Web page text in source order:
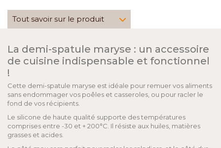
Tout savoir sur le produit
La demi-spatule maryse : un accessoire
de cuisine indispensable et fonctionnel
!
Cette demi-spatule maryse est idéale pour remuer vos aliments
sans endommager vos poêles et casseroles, ou pour racler le
fond de vos récipients.
Le silicone de haute qualité supporte des températures
comprises entre -30 et + 200°C. Il résiste aux huiles, matières
grasses et acides.